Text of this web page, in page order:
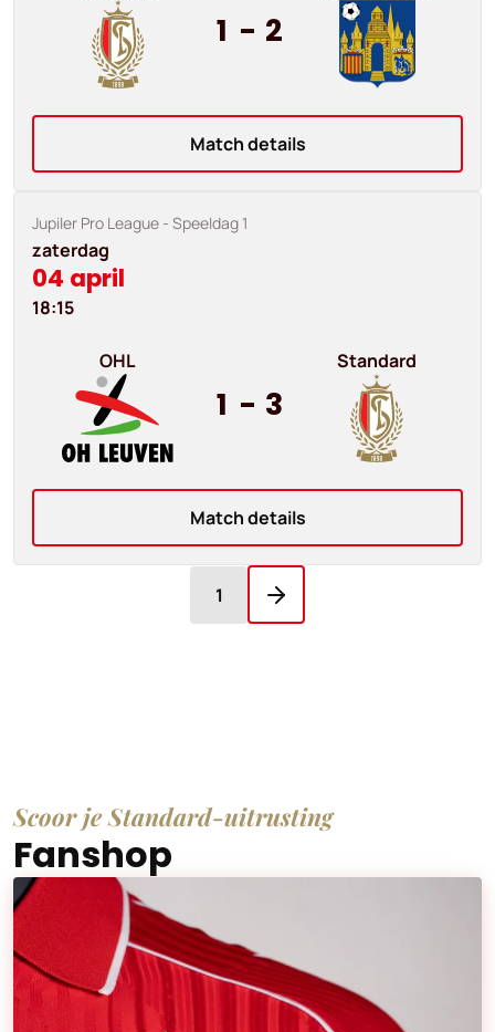
1 - 2
Match details
Jupiler Pro League - Speeldag 1
zaterdag
04 april
18:15
OHL
1 - 3
Standard
Match details
1
Scoor je Standard-uitrusting
Fanshop